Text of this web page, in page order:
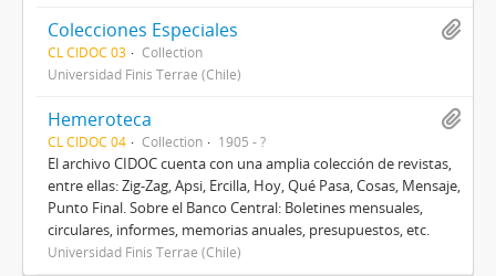
Colecciones Especiales
CL CIDOC 03
Collection
Universidad Finis Terrae (Chile)
Hemeroteca
CL CIDOC 04 Collection 1905 - ?
El archivo CIDOC cuenta con una amplia colección de revistas,
entre ellas: Zig-Zag, Apsi, Ercilla, Hoy, Qué Pasa, Cosas, Mensaje,
Punto Final. Sobre el Banco Central: Boletines mensuales,
circulares, informes, memorias anuales, presupuestos, etc.
Universidad Finis Terrae (Chile)